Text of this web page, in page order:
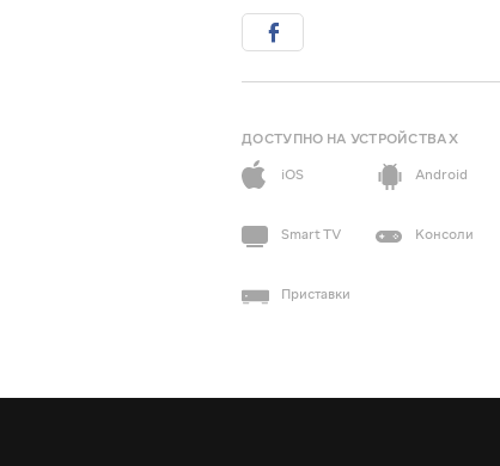
ДОСТУПНО НА УСТРОЙСТВАХ
iOS
Android
Smart TV Консоли
Приставки